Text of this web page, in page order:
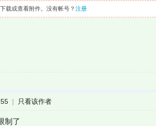
载或查看附件。没有帐号？ 注册
| 只看该作者
制了